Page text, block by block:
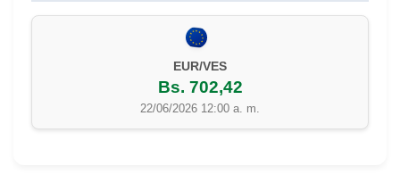
EUR/VES
Bs. 702,42
22/06/2026 12:00 a. m.